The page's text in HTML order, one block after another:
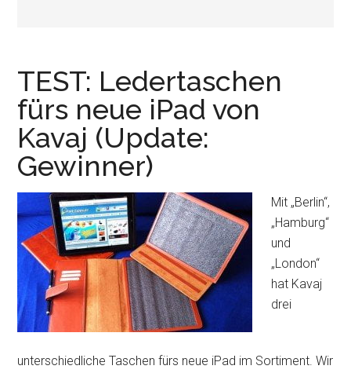
TEST: Ledertaschen
fürs neue iPad von
Kavaj (Update:
Gewinner)
Mit „Berlin“,
„Hamburg“
und
„London“
hat Kavaj
drei
unterschiedliche Taschen fürs neue iPad im Sortiment. Wir